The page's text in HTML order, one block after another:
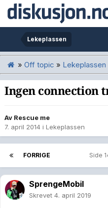
Lekeplassen
» Off topic » Lekeplassen
Ingen connection
Av Rescue me
7. april 2014 i Lekeplassen
FORRIGE Side
SprengeMobil
Skrevet 4. april 2019